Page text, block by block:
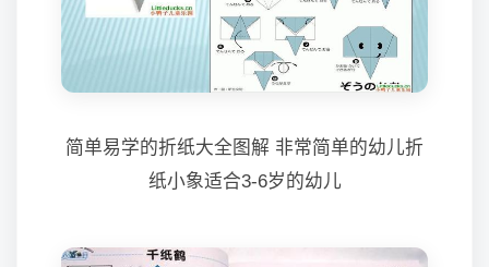
简单易学的折纸大全图解 非常简单的幼儿折
纸小象适合3-6岁的幼儿